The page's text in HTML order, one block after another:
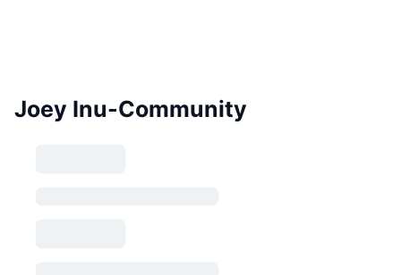
Joey Inu-Community